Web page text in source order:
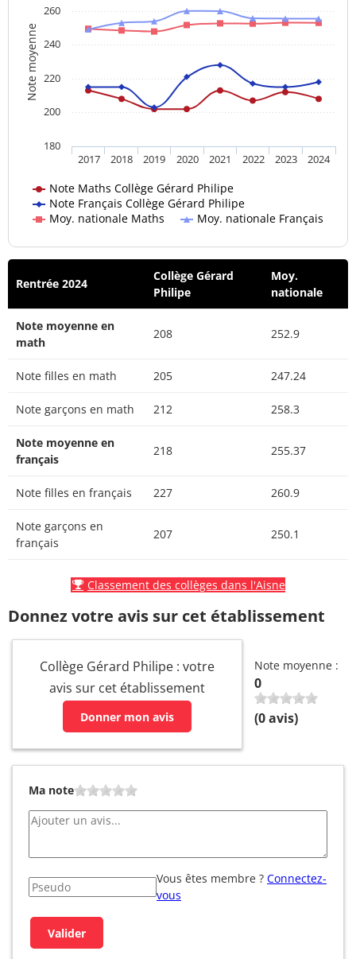
Note moyenne
Note Maths Collège Gérard Philipe
Note Français Collège Gérard Philipe
Moy. nationale Maths
Moy. nationale Français
2017 2018 2019 2020 2021 2022 2023 2024
180
200
220
240
260
Rentrée 2024
Collège Gérard
Philipe
Moy.
nationale
Note moyenne en
math
208 252.9
Note filles en math 205 247.24
Note garçons en math 212 258.3
Note moyenne en
français
218 255.37
Note filles en français 227 260.9
Note garçons en
français
207 250.1
Classement des collèges dans l'Aisne
Donnez votre avis sur cet établissement
Collège Gérard Philipe : votre
avis sur cet établissement
Donner mon avis
Note moyenne :
0
(0avis)
Ma note
Vous êtes membre ? Connectez-
vous